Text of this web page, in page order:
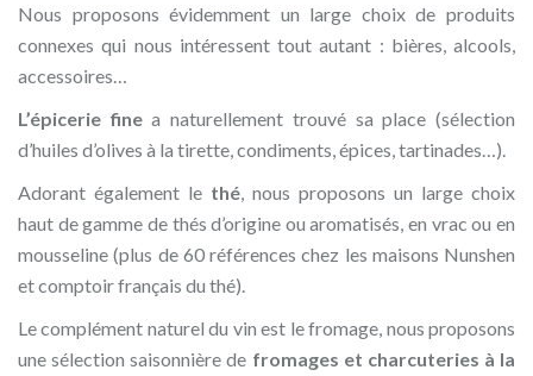
Nous proposons évidemment un large choix de produits
connexes qui nous intéressent tout autant : bières, alcools,
accessoires…
L’épicerie finea naturellement trouvé sa place (sélection
d’huiles d’olives à la tirette, condiments, épices, tartinades…).
Adorant également le thé, nous proposons un large choix
haut de gamme de thés d’origine ou aromatisés, en vrac ou en
mousseline (plus de 60 références chez les maisons Nunshen
et comptoir français du thé).
Le complément naturel du vin est le fromage, nous proposons
une sélection saisonnière de fromages et charcuteries à la